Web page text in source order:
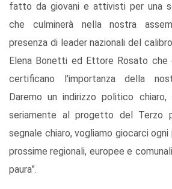
fatto da giovani e attivisti per una
che culminerà nella nostra
presenza di leader nazionali del
Elena Bonetti ed Ettore Rosato che
certificano l'importanza della
Daremo un indirizzo politico chiaro,
seriamente al progetto del Terzo
segnale chiaro, vogliamo giocarci
prossime regionali, europee e
paura”.